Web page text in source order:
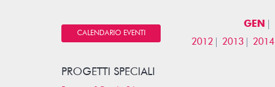
GEN
2012
2013 2014
CALENDARIO EVENTI
PROGETTI SPECIALI